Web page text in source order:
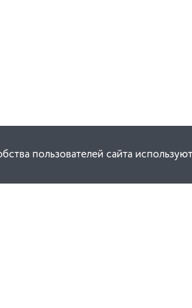
пользователей сайта